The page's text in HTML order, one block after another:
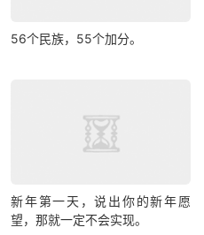
56个民族，55个加分。
新年第一天，说出你的新年愿
望，那就一定不会实现。